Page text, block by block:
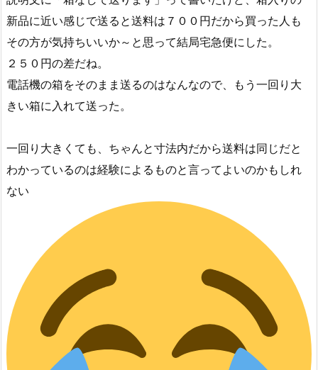
新品に近い感じで送ると送料は７００円だから買った人も
その方が気持ちいいか～と思って結局宅急便にした。
２５０円の差だね。
電話機の箱をそのまま送るのはなんなので、もう一回り大
きい箱に入れて送った。
一回り大きくても、ちゃんと寸法内だから送料は同じだと
わかっているのは経験によるものと言ってよいのかもしれ
ない